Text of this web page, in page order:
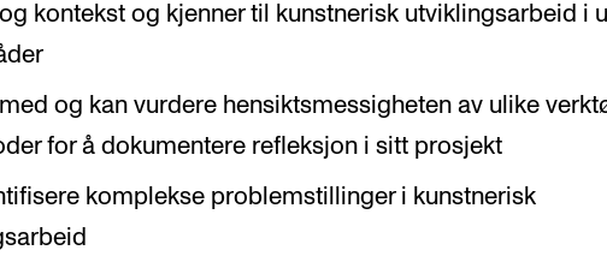
kontekst og kjenner til kunstnerisk utviklingsarbeid i
og kan vurdere hensiktsmessigheten av ulike
for å dokumentere refleksjon i sitt prosjekt
komplekse problemstillinger i kunstnerisk